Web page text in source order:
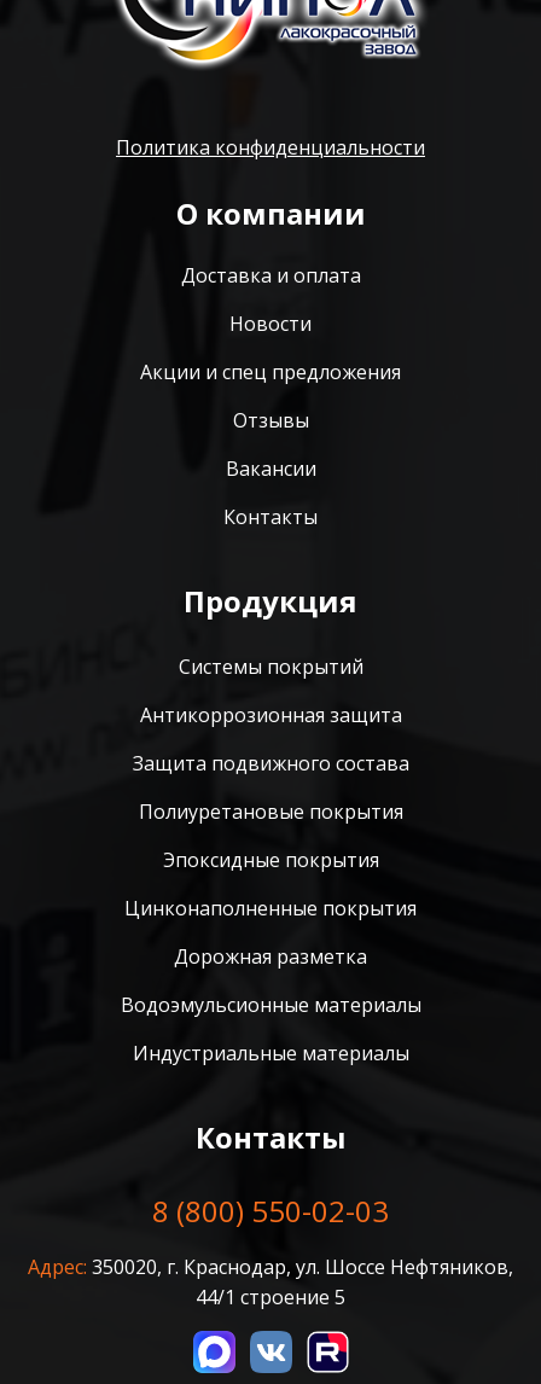
Политика конфиденциальности
О компании
Доставка и оплата
Новости
Акции и спец предложения
Отзывы
Вакансии
Контакты
Продукция
Системы покрытий
Антикоррозионная защита
Защита подвижного состава
Полиуретановые покрытия
Эпоксидные покрытия
Цинконаполненные покрытия
Дорожная разметка
Водоэмульсионные материалы
Индустриальные материалы
Контакты
8 (800) 550-02-03
Адрес: 350020, г. Краснодар, ул. Шоссе Нефтяников,
44/1 строение 5